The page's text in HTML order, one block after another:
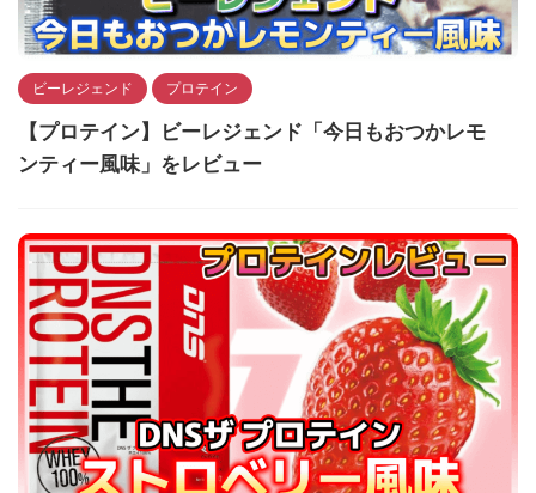
ビーレジェンド プロテイン
【プロテイン】ビーレジェンド「今日もおつかレモ
ンティー風味」をレビュー